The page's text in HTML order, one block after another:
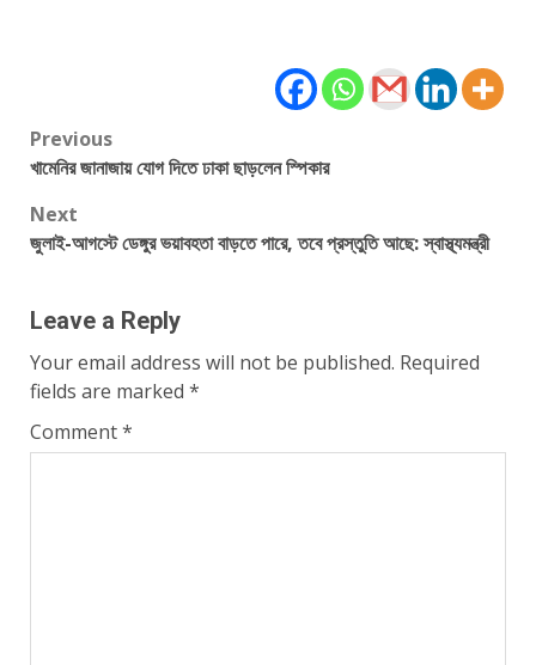
Post
Previous
খামেনির জানাজায় যোগ দিতে ঢাকা ছাড়লেন স্পিকার
Next
জুলাই-আগস্টে ডেঙ্গুর ভয়াবহতা বাড়তে পারে, তবে প্রস্তুতি আছে: স্বাস্থ্যমন্ত্রী
Leave a Reply
Your email address will not be published. Required
fields are marked *
Comment*